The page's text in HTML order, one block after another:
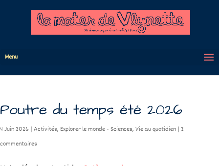
Menu
Poutre du temps été 2026
4 Juin 2026 | Activités, Explorer le monde - Sciences, Vie au quotidien | 2
commentaires